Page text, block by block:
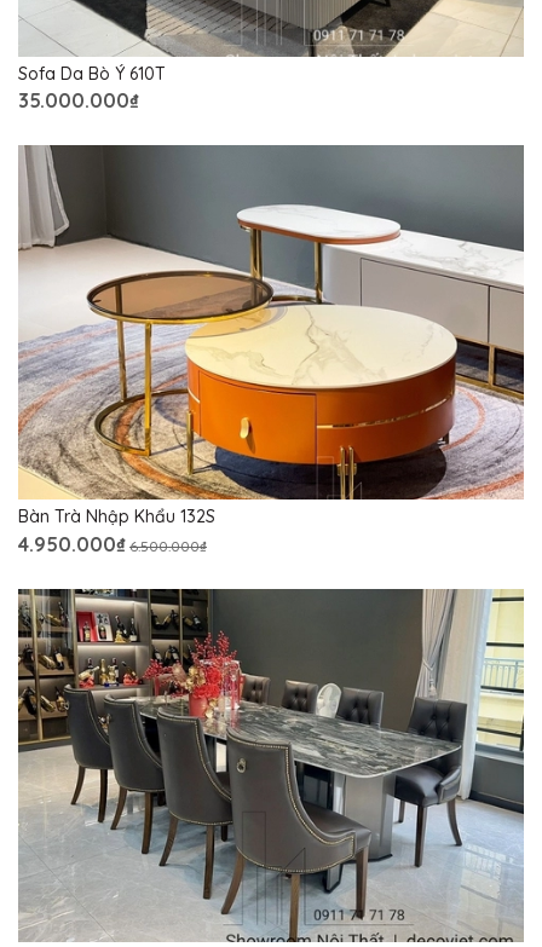
Sofa Da Bò Ý 610T
35.000.000₫
Bàn Trà Nhập Khẩu 132S
4.950.000₫ 6.500.000₫